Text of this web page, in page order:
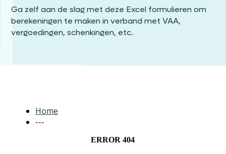
Ga zelf aan de slag met deze Excel formulieren om
berekeningen te maken in verband met VAA,
vergoedingen, schenkingen, etc.